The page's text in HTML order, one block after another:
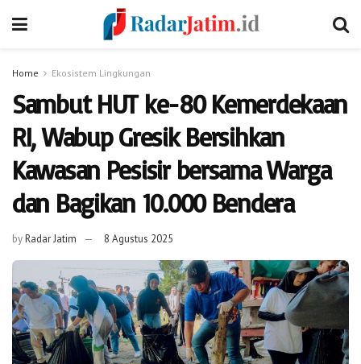
Home Ekosistem Lingkungan
Sambut HUT ke-80 Kemerdekaan
RI, Wabup Gresik Bersihkan
Kawasan Pesisir bersama Warga
dan Bagikan 10.000 Bendera
byRadar Jatim 8 Agustus 2025